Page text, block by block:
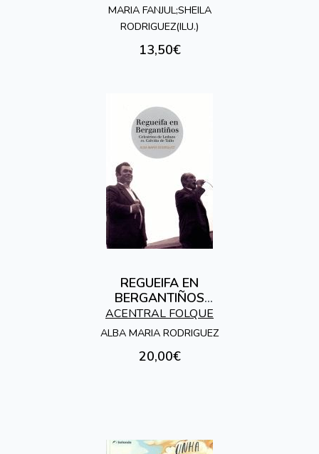
MARIA FANJUL;SHEILA
RODRIGUEZ(ILU.)
13,50€
REGUEIFA EN
BERGANTIÑOS
(INCLUE CD)
ACENTRAL FOLQUE
ALBA MARIA RODRIGUEZ
20,00€